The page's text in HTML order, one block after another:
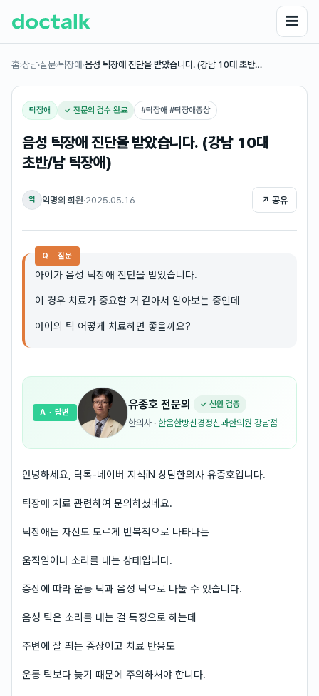
☰
홈›상담·질문›틱장애›음성 틱장애 진단을 받았습니다. (강남 10대 초반…
틱장애 ✓ 전문의 검수 완료 #틱장애 #틱장애증상
음성 틱장애 진단을 받았습니다. (강남 10대
초반/남 틱장애)
익 익명의 회원·2025.05.16 ↗ 공유
Q · 질문
아이가 음성 틱장애 진단을 받았습니다.
이 경우 치료가 중요할 거 같아서 알아보는 중인데
아이의 틱 어떻게 치료하면 좋을까요?
유종호 전문의 ✓ 신원 검증
한의사 · 한음한방신경정신과한의원 강남점
A · 답변
안녕하세요, 닥톡-네이버 지식iN 상담한의사 유종호입니다.
틱장애 치료 관련하여 문의하셨네요.
틱장애는 자신도 모르게 반복적으로 나타나는
움직임이나 소리를 내는 상태입니다.
증상에 따라 운동 틱과 음성 틱으로 나눌 수 있습니다.
음성 틱은 소리를 내는 걸 특징으로 하는데
주변에 잘 띄는 증상이고 치료 반응도
운동 틱보다 늦기 때문에 주의하셔야 합니다.